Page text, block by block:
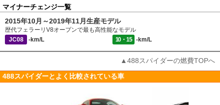
マイナーチェンジ一覧
2015年10月～2019年11月生産モデル
歴代フェラーリV8オープンで最も高性能なモデル
JC08
-km/L 10・15 -km/L
▲488スパイダーの燃費TOPへ
488スパイダーとよく比較されている車